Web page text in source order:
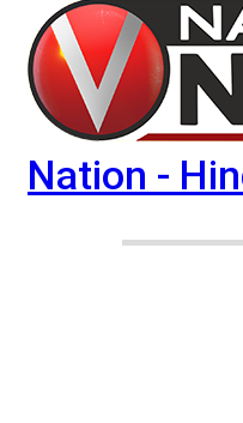
Nation -